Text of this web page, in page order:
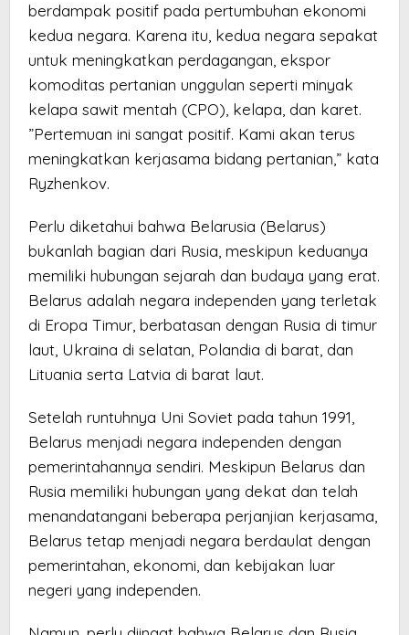
berdampak positif pada pertumbuhan ekonomi
kedua negara. Karena itu, kedua negara sepakat
untuk meningkatkan perdagangan, ekspor
komoditas pertanian unggulan seperti minyak
kelapa sawit mentah (CPO), kelapa, dan karet.
”Pertemuan ini sangat positif. Kami akan terus
meningkatkan kerjasama bidang pertanian,” kata
Ryzhenkov.
Perlu diketahui bahwa Belarusia (Belarus)
bukanlah bagian dari Rusia, meskipun keduanya
memiliki hubungan sejarah dan budaya yang erat.
Belarus adalah negara independen yang terletak
di Eropa Timur, berbatasan dengan Rusia di timur
laut, Ukraina di selatan, Polandia di barat, dan
Lituania serta Latvia di barat laut.
Setelah runtuhnya Uni Soviet pada tahun 1991,
Belarus menjadi negara independen dengan
pemerintahannya sendiri. Meskipun Belarus dan
Rusia memiliki hubungan yang dekat dan telah
menandatangani beberapa perjanjian kerjasama,
Belarus tetap menjadi negara berdaulat dengan
pemerintahan, ekonomi, dan kebijakan luar
negeri yang independen.